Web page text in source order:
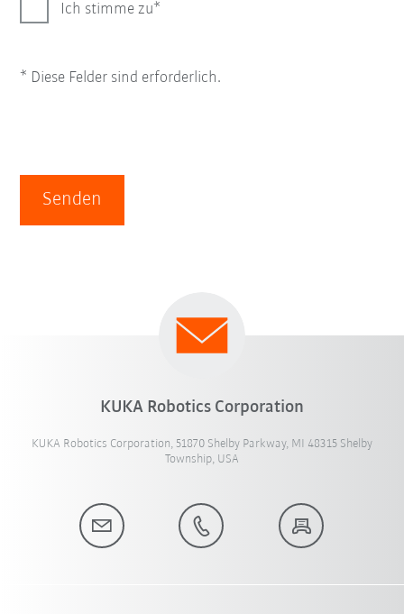
Ich stimme zu
* Diese Felder sind erforderlich.
Senden
KUKA Robotics Corporation
KUKA Robotics Corporation, 51870 Shelby Parkway, MI 48315 Shelby
Township, USA